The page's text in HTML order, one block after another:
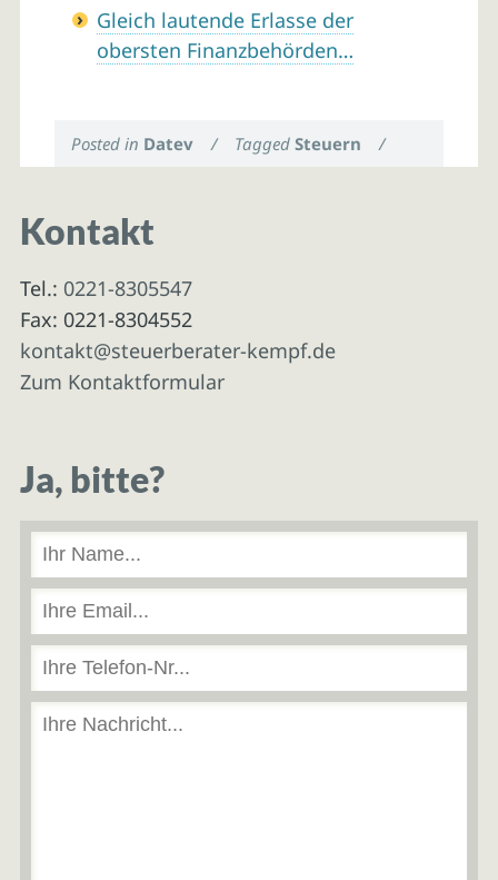
Gleich lautende Erlasse der
obersten Finanzbehörden…
Posted in Datev / TaggedSteuern /
Kontakt
Tel.: 0221-8305547
Fax: 0221-8304552
kontakt@steuerberater-kempf.de
Zum Kontaktformular
Ja, bitte?